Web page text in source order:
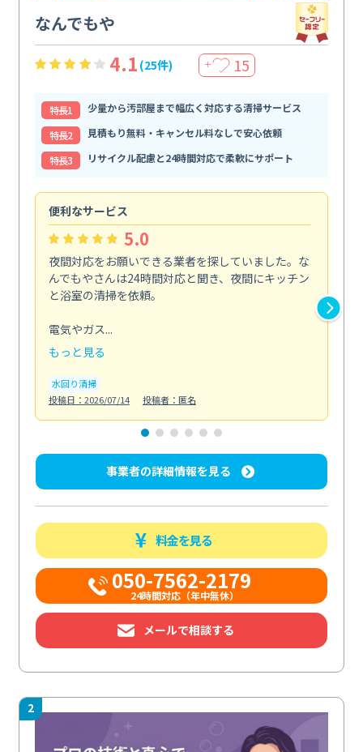
なんでもや
4.1 (25件) ＋ 15
特⻑1
少量から汚部屋まで幅広く対応する清掃サービス
特⻑2
見積もり無料・キャンセル料なしで安心依頼
特⻑3
リサイクル配慮と24時間対応で柔軟にサポート
便利なサービス
5.0
夜間対応をお願いできる業者を探していました。な
んでもやさんは24時間対応と聞き、夜間にキッチン
と浴室の清掃を依頼。
電気やガス...
もっと見る
水回り清掃
投稿日：2026/07/14
投稿者：匿名
事業者の詳細情報を見る
料金を見る
050-7562-2179
24時間対応（年中無休）
メールで相談する
2